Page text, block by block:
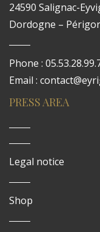
24590 Salignac-
Dordogne –
Phone :
Email :
PRESS AREA
Legal notice
Shop